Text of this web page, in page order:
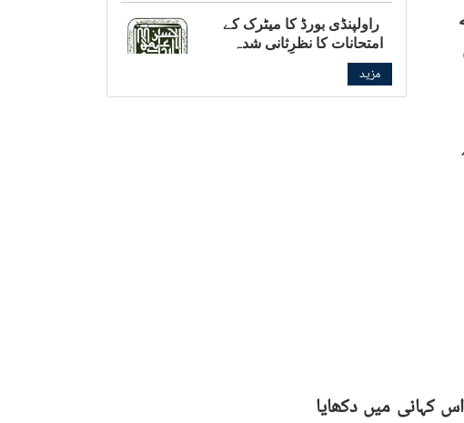
کہانی میں دکھایا
راولپنڈی بورڈ کا میٹرک کے
امتحانات کا نظرِثانی شدہ
شیڈول جاری
May 15,2023
مزید